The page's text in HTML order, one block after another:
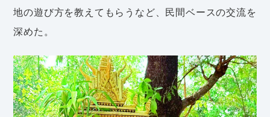
地の遊び方を教えてもらうなど、民間ベースの交流を
深めた。